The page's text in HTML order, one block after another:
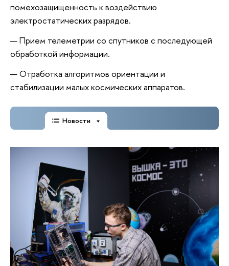
помехозащищенность к воздействию
электростатических разрядов.
Прием телеметрии со спутников с последующей
обработкой информации.
Отработка алгоритмов ориентации и
стабилизации малых космических аппаратов.
Новости